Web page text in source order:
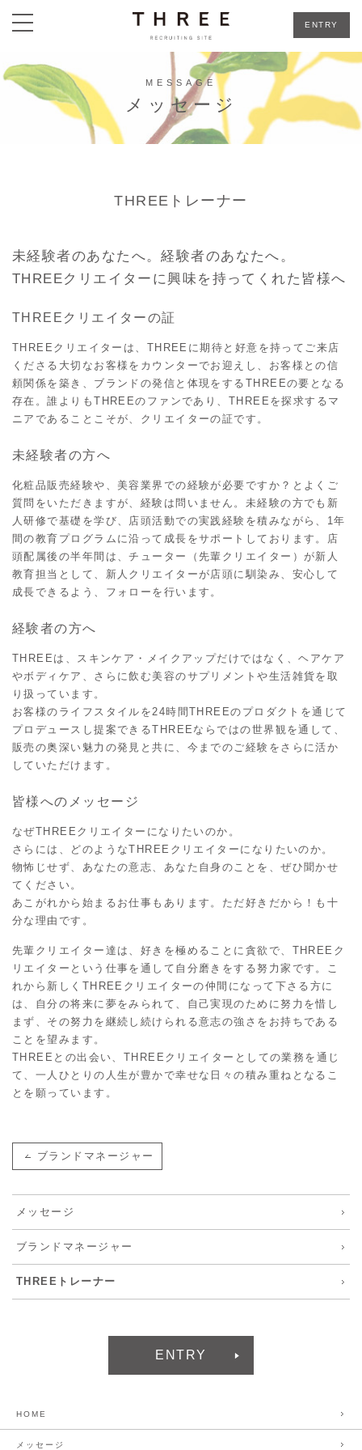
toggle
navigation
ENTRY
MESSAGE
メッセージ
THREEトレーナー
未経験者のあなたへ。経験者のあなたへ。
THREEクリエイターに興味を持ってくれた皆様へ
THREEクリエイターの証
THREEクリエイターは、THREEに期待と好意を持ってご来店
くださる大切なお客様をカウンターでお迎えし、お客様との信
頼関係を築き、ブランドの発信と体現をするTHREEの要となる
存在。誰よりもTHREEのファンであり、THREEを探求するマ
ニアであることこそが、クリエイターの証です。
未経験者の方へ
化粧品販売経験や、美容業界での経験が必要ですか？とよくご
質問をいただきますが、経験は問いません。未経験の方でも新
人研修で基礎を学び、店頭活動での実践経験を積みながら、1年
間の教育プログラムに沿って成長をサポートしております。店
頭配属後の半年間は、チューター（先輩クリエイター）が新人
教育担当として、新人クリエイターが店頭に馴染み、安心して
成長できるよう、フォローを行います。
経験者の方へ
THREEは、スキンケア・メイクアップだけではなく、ヘアケア
やボディケア、さらに飲む美容のサプリメントや生活雑貨を取
り扱っています。
お客様のライフスタイルを24時間THREEのプロダクトを通じて
プロデュースし提案できるTHREEならではの世界観を通して、
販売の奥深い魅力の発見と共に、今までのご経験をさらに活か
していただけます。
皆様へのメッセージ
なぜTHREEクリエイターになりたいのか。
さらには、どのようなTHREEクリエイターになりたいのか。
物怖じせず、あなたの意志、あなた自身のことを、ぜひ聞かせ
てください。
あこがれから始まるお仕事もあります。ただ好きだから！も十
分な理由です。
先輩クリエイター達は、好きを極めることに貪欲で、THREEク
リエイターという仕事を通して自分磨きをする努力家です。こ
れから新しくTHREEクリエイターの仲間になって下さる方に
は、自分の将来に夢をみられて、自己実現のために努力を惜し
まず、その努力を継続し続けられる意志の強さをお持ちである
ことを望みます。
THREEとの出会い、THREEクリエイターとしての業務を通じ
て、一人ひとりの人生が豊かで幸せな日々の積み重ねとなるこ
とを願っています。
ブランドマネージャー
メッセージ
ブランドマネージャー
THREEトレーナー
ENTRY
HOME
メッセージ